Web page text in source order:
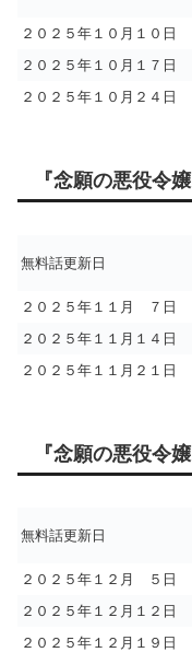
２０２５年１０月１０日
２０２５年１０月１７日
２０２５年１０月２４日
『念願の悪役令
無料話更新日
２０２５年１１月 ７日
２０２５年１１月１４日
２０２５年１１月２１日
『念願の悪役令
無料話更新日
２０２５年１２月 ５日
２０２５年１２月１２日
２０２５年１２月１９日